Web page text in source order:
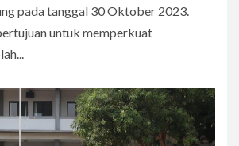
pada tanggal 30 Oktober 2023.
untuk memperkuat